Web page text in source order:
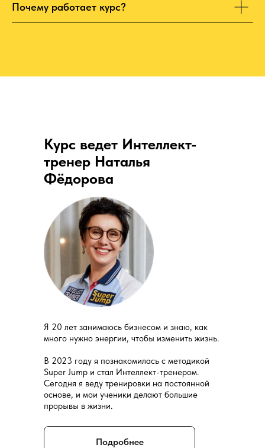
Почему работает курс?
Курс ведет Интеллект-
тренер Наталья
Фёдорова
Я 20 лет занимаюсь бизнесом и знаю, как
много нужно энергии, чтобы изменить жизнь.
В 2023 году я познакомилась с методикой
Super Jump и стал Интеллект-тренером.
Сегодня я веду тренировки на постоянной
основе, и мои ученики делают большие
прорывы в жизни.
Подробнее